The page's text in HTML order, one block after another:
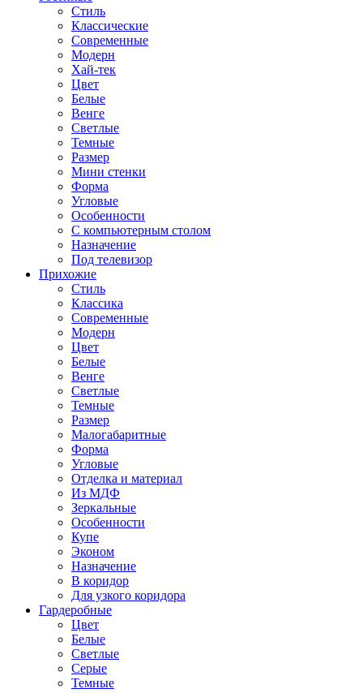
Стиль
Классические
Современные
Модерн
Хай-тек
Цвет
Белые
Венге
Светлые
Темные
Размер
Мини стенки
Форма
Угловые
Особенности
С компьютерным столом
Назначение
Под телевизор
Прихожие
Стиль
Классика
Современные
Модерн
Цвет
Белые
Венге
Светлые
Темные
Размер
Малогабаритные
Форма
Угловые
Отделка и материал
Из МДФ
Зеркальные
Особенности
Купе
Эконом
Назначение
В коридор
Для узкого коридора
Гардеробные
Цвет
Белые
Светлые
Серые
Темные